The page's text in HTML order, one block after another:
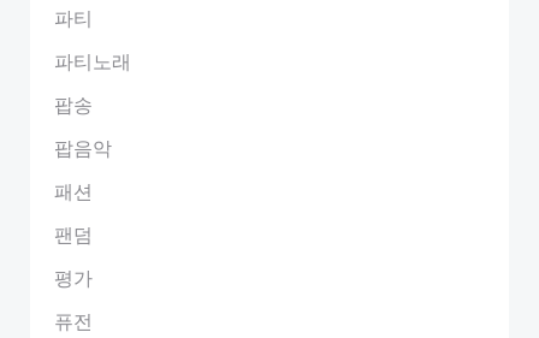
파티
파티노래
팝송
팝음악
패션
팬덤
평가
퓨전